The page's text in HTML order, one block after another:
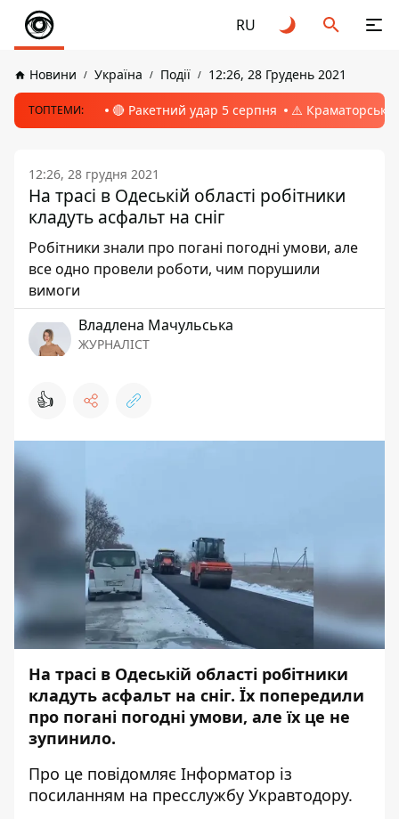
RU
Новини Україна Події 12:26, 28 Грудень 2021
ТОПТЕМИ: 🔴 Ракетний удар 5 серпня ⚠️ Краматорськ,
12:26, 28 грудня 2021
На трасі в Одеській області робітники
кладуть асфальт на сніг
Робітники знали про погані погодні умови, але
все одно провели роботи, чим порушили
вимоги
Владлена Мачульська
ЖУРНАЛІСТ
👍
На трасі в Одеській області робітники
кладуть асфальт на сніг. Їх попередили
про погані погодні умови, але їх це не
зупинило.
Про це повідомляє Інформатор із
посиланням на пресслужбу Укравтодору.